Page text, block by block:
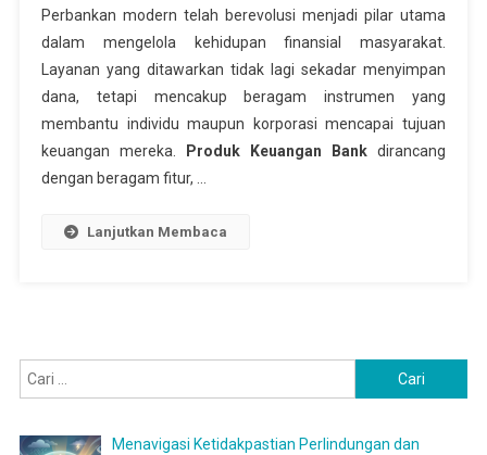
Perbankan modern telah berevolusi menjadi pilar utama
dalam mengelola kehidupan finansial masyarakat.
Layanan yang ditawarkan tidak lagi sekadar menyimpan
dana, tetapi mencakup beragam instrumen yang
membantu individu maupun korporasi mencapai tujuan
keuangan mereka.
Produk Keuangan Bank dirancang
dengan beragam fitur, …
Lanjutkan Membaca
untuk:
Menavigasi Ketidakpastian Perlindungan dan